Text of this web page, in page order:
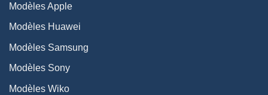
Modèles Apple
Modèles Huawei
Modèles Samsung
Modèles Sony
Modèles Wiko